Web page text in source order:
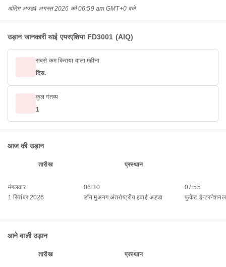
अंतिम अपड4 अगस्त 2026 को 06:59 am GMT+0 बजे
उड़ान जानकारी थाई एयरएशिया FD3001 (AIQ)
सबसे कम किराया वाला महीना
दिस.
कुल गंतव्य
1
आज की उड़ान
तारीख प्रस्थान
मंगलवार
1 सितंबर 2026
06:30
डॉन मुअनग अंतर्राष्ट्रीय हवाई अड्डा
07:55
फुकेट ईन्टरनेशनल
आने वाली उड़ान
तारीख प्रस्थान